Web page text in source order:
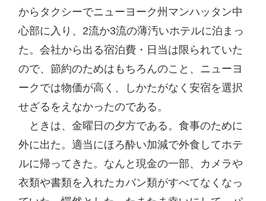
からタクシーでニューヨーク州マンハッタン中
心部に入り、2流か3流の薄汚いホテルに泊まっ
た。会社から出る宿泊費・日当は限られていた
ので、節約のためはもちろんのこと、ニューヨ
ークでは物価が高く、しかたがなく安宿を選択
せざるをえなかったのである。
ときは、金曜日の夕方である。食事のために
外に出た。適当にほろ酔い加減で外食してホテ
ルに帰ってきた。なんと現金の一部、カメラや
衣類や書類を入れたカバン類がすべてなくなっ